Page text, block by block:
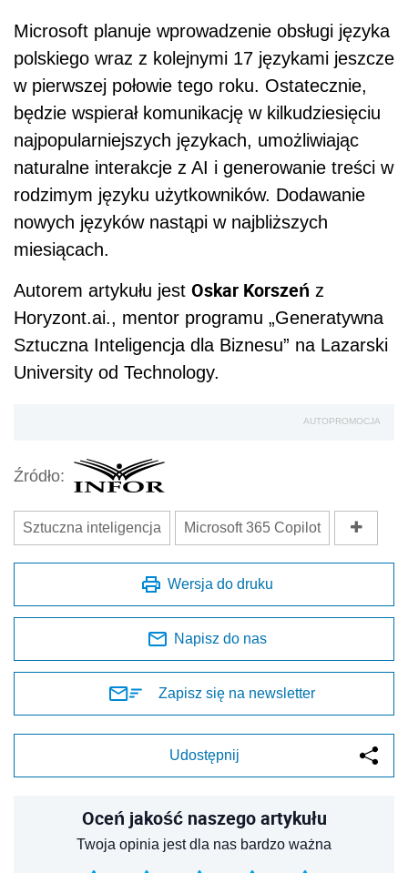
Microsoft planuje wprowadzenie obsługi języka
polskiego wraz z kolejnymi 17 językami jeszcze
w pierwszej połowie tego roku. Ostatecznie,
będzie wspierał komunikację w kilkudziesięciu
najpopularniejszych językach, umożliwiając
naturalne interakcje z AI i generowanie treści w
rodzimym języku użytkowników. Dodawanie
nowych języków nastąpi w najbliższych
miesiącach.
Autorem artykułu jest Oskar Korszeń z
Horyzont.ai., mentor programu „Generatywna
Sztuczna Inteligencja dla Biznesu” na Lazarski
University od Technology.
AUTOPROMOCJA
Źródło:
Sztuczna inteligencja Microsoft 365 Copilot
Wersja do druku
Napisz do nas
Zapisz się na newsletter
Udostępnij
Oceń jakość naszego artykułu
Twoja opinia jest dla nas bardzo ważna